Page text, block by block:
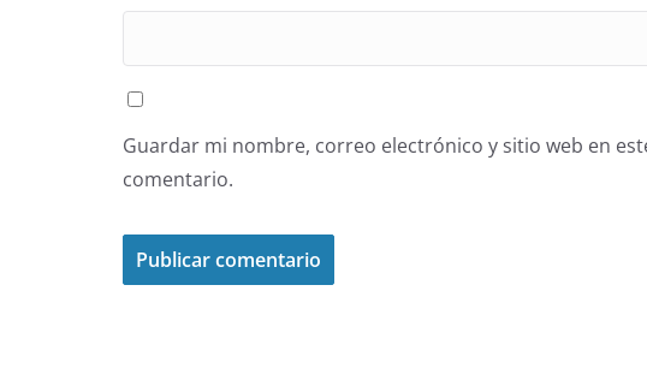
Guardar mi nombre, correo electrónico y sitio web en
comentario.